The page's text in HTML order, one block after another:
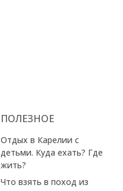
ПОЛЕЗНОЕ
Отдых в Карелии с
детьми. Куда ехать? Где
жить?
Что взять в поход из